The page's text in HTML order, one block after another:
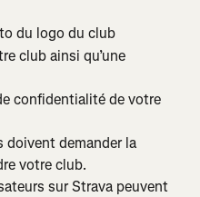
du logo du club
club ainsi qu’une
confidentialité de votre
demander la
votre club.
sur Strava peuvent